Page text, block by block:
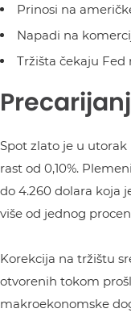
Prinosi na
Napadi na
Tržišta čekaju Fed
Spot zlato je u
rast od 0,10%.
do 4.260 dolara koja
više od jednog
Korekcija na tržištu
otvorenih tokom
makroekonomske